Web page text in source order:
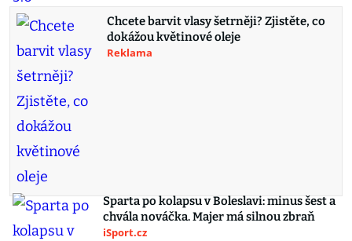
Chcete barvit vlasy šetrněji? Zjistěte, co
dokážou květinové oleje
Reklama
Sparta po kolapsu v Boleslavi: minus šest a
chvála nováčka. Majer má silnou zbraň
iSport.cz